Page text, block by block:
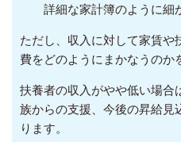
詳細な家計簿のように細
ただし、収入に対して家賃や
費をどのようにまかなうのか
扶養者の収入がやや低い場合
族からの支援、今後の昇給見
ります。